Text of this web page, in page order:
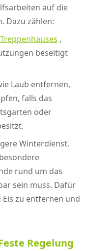
auf die
Dazu zählen:
,
beseitigt
Laub entfernen,
falls das
oder
Winterdienst.
rund um das
sein muss. Dafür
zu entfernen und
Regelung